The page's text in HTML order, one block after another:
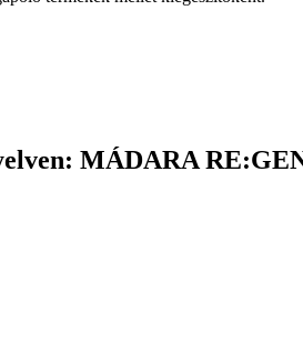
MÁDARA